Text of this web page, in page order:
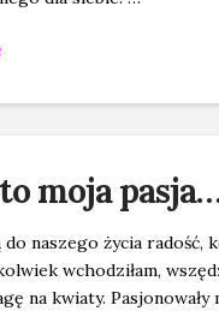
moja
do naszego życia radość,
wchodziłam,
na kwiaty. Pasjonowały